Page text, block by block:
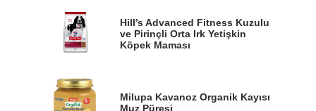
Hill’s Advanced Fitness Kuzulu
ve Pirinçli Orta Irk Yetişkin
Köpek Maması
Milupa Kavanoz Organik Kayısı
Muz Püresi